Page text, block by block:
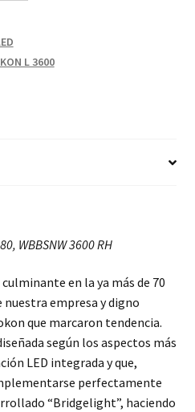
L 3600
WBBSNW 3600 RH
en la ya más de 70
empresa y digno
que marcaron tendencia.
según los aspectos más
LED integrada y que,
perfectamente
“Bridgelight”, haciendo